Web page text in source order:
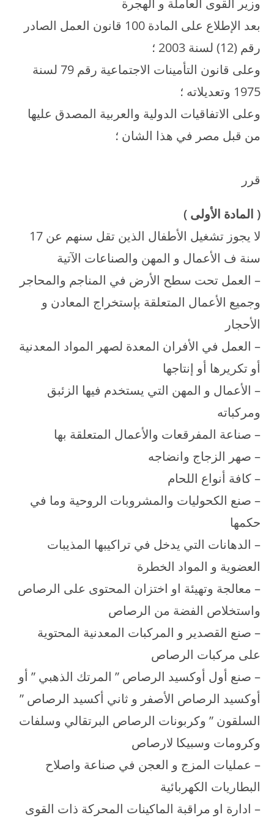
وزير القوى العاملة و الهجرة
بعد الإطلاع على المادة 100 قانون العمل الصادر
رقم (12) لسنة 2003 ؛
وعلى قانون التأمينات الاجتماعية رقم 79 لسنة
1975 وتعديلاته ؛
وعلى الاتفاقيات الدولية والعربية المصدق عليها
من قبل مصر في هذا الشان ؛
قرر
( المادة الأولى )
لا يجوز تشغيل الأطفال الذين تقل سنهم عن 17
سنة ف الأعمال و المهن والصناعات الآتية
– العمل تحت سطح الأرض في المناجم والمحاجر
وجميع الأعمال المتعلقة بإستخراج المعادن و
الأحجار
– العمل في الأفران المعدة لصهر المواد المعدنية
أو تكريرها أو إنتاجها
– الأعمال و المهن التي يستخدم فيها الزئبق
ومركباته
– صناعة المفرقعات والأعمال المتعلقة بها
– صهر الزجاج وانضاجه
– كافة أنواع اللحام
– صنع الكحوليات والمشروبات الروحية وما في
حكمها
– الدهانات التي يدخل في تراكيبها المذيبات
العضوية و المواد الخطرة
– معالجة وتهيئة او اختزان المحتوى على الرصاص
واستخلاص الفضة من الرصاص
– صنع القصدير و المركبات المعدنية المحتوية
على مركبات الرصاص
– صنع أول أوكسيد الرصاص ” المرتك الذهبي ” أو
أوكسيد الرصاص الأصفر و ثاني أكسيد الرصاص ”
السلقون ” وكربونات الرصاص البرتقالي وسلفات
وكرومات وسبيكا لارصاص
– عمليات المزج و العجن في صناعة واصلاح
البطاريات الكهربائية
– ادارة او مراقبة الماكينات المحركة ذات القوى